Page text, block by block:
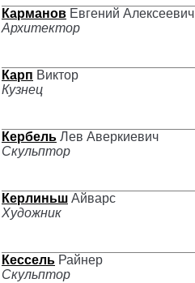
Карманов Евгений Алексеевич
Архитектор
Карп Виктор
Кузнец
Кербель Лев Аверкиевич
Скульптор
Керлиньш Айварс
Художник
Кессель Райнер
Скульптор